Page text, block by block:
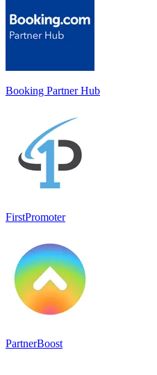
Booking Partner Hub
FirstPromoter
PartnerBoost